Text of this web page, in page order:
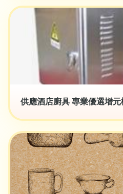
供應酒店廚具 專業優選增元